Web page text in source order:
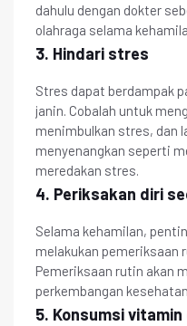
dahulu dengan dokter
olahraga selama
3. Hindari stres
Stres dapat berdampak
janin. Cobalah untuk
menimbulkan stres, dan
menyenangkan seperti
meredakan stres.
4. Periksakan diri
Selama kehamilan,
melakukan pemeriksaan
Pemeriksaan rutin akan
perkembangan
5. Konsumsi